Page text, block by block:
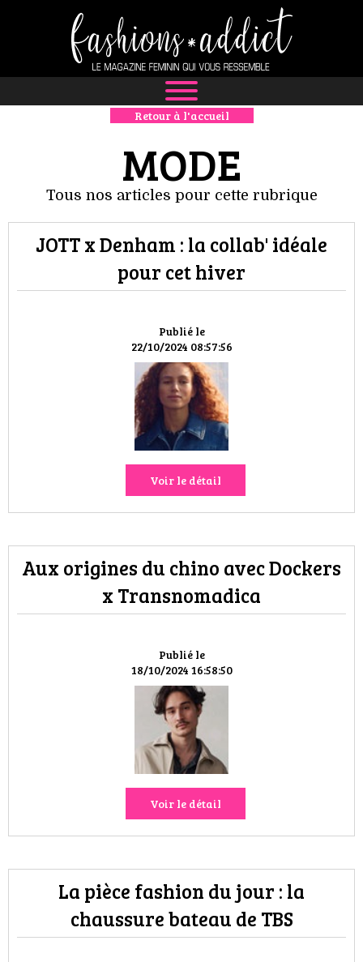
NEWS
MODE
LUXE
DÉFILÉS
BOUTIQUE
CULTURE
HIGH TECH
MAISON
AUTO
LIEUX TENDANCES
MODE DE RUE
JEUNES CRÉATEURS
HISTOIRE DES MARQUES
DÉCO
VOYAGES & LOISIRS
Retour à l'accueil
MODE
Tous nos articles pour cette rubrique
Publié le
22/10/2024 08:57:56
JOTT x Denham : la collab' idéale
pour cet hiver
Voir le détail
Publié le
18/10/2024 16:58:50
Aux origines du chino avec Dockers
x Transnomadica
Voir le détail
La pièce fashion du jour : la
chaussure bateau de TBS